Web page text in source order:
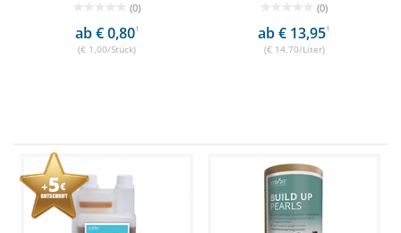
(0)
ab € 0,801
(€ 1,00/Stück)
(0)
ab € 13,951
(€ 14,70/Liter)